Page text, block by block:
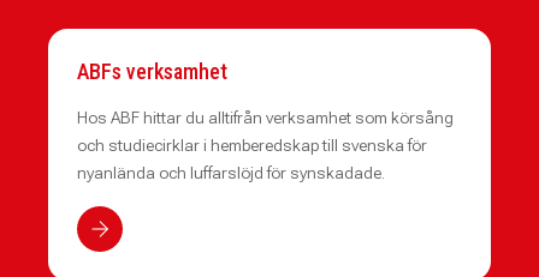
ABFs verksamhet
Hos ABF hittar du alltifrån verksamhet som körsång
och studiecirklar i hemberedskap till svenska för
nyanlända och luffarslöjd för synskadade.